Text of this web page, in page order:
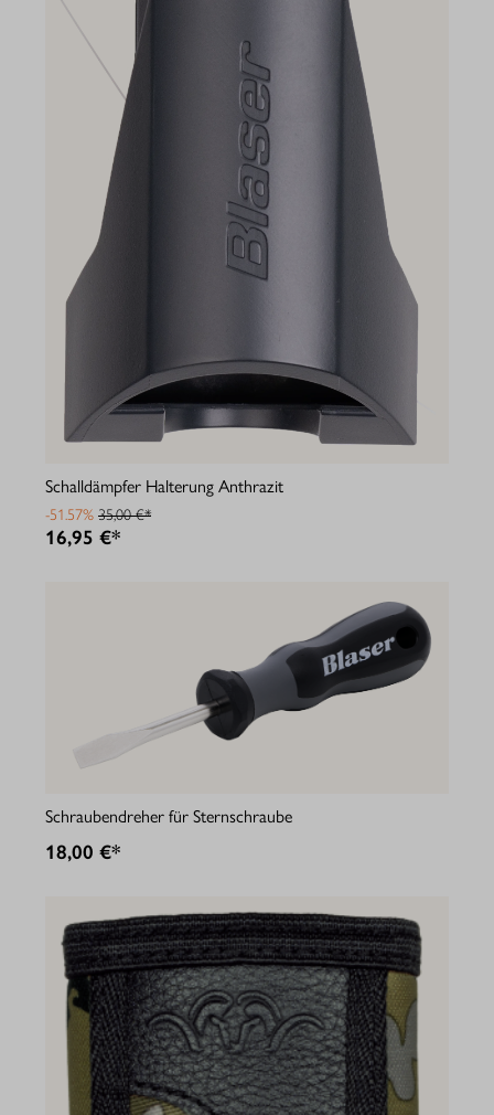
Schalldämpfer Halterung Anthrazit
-51.57% 35,00 €*
16,95 €*
Schraubendreher für Sternschraube
18,00 €*